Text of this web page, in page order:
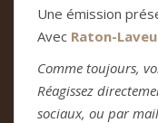
Une émission
Avec Raton-
Comme toujours,
Réagissez
sociaux, ou par